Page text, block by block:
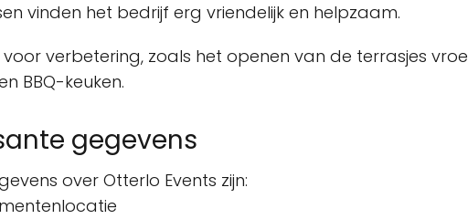
vinden het bedrijf erg vriendelijk en helpzaam.
voor verbetering, zoals het openen van de terrasjes
BBQ-keuken.
gegevens
over Otterlo Events zijn: